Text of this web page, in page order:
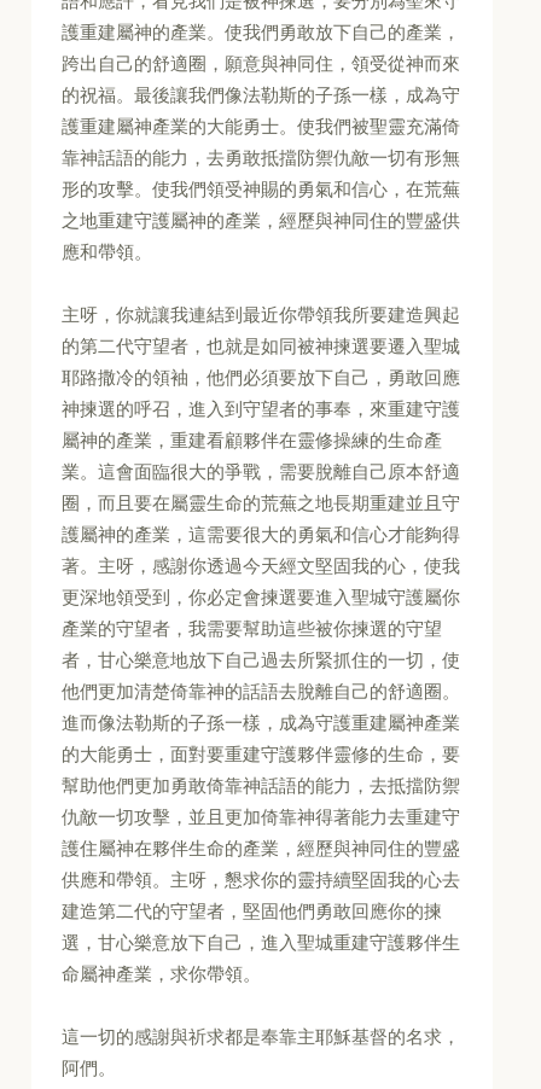
護重建屬神的產業。使我們勇敢放下自己的產業，
跨出自己的舒適圈，願意與神同住，領受從神而來
的祝福。最後讓我們像法勒斯的子孫一樣，成為守
護重建屬神產業的大能勇士。使我們被聖靈充滿倚
靠神話語的能力，去勇敢抵擋防禦仇敵一切有形無
形的攻擊。使我們領受神賜的勇氣和信心，在荒蕪
之地重建守護屬神的產業，經歷與神同住的豐盛供
應和帶領。
主呀，你就讓我連結到最近你帶領我所要建造興起
的第二代守望者，也就是如同被神揀選要遷入聖城
耶路撒冷的領袖，他們必須要放下自己，勇敢回應
神揀選的呼召，進入到守望者的事奉，來重建守護
屬神的產業，重建看顧夥伴在靈修操練的生命產
業。這會面臨很大的爭戰，需要脫離自己原本舒適
圈，而且要在屬靈生命的荒蕪之地長期重建並且守
護屬神的產業，這需要很大的勇氣和信心才能夠得
著。主呀，感謝你透過今天經文堅固我的心，使我
更深地領受到，你必定會揀選要進入聖城守護屬你
產業的守望者，我需要幫助這些被你揀選的守望
者，甘心樂意地放下自己過去所緊抓住的一切，使
他們更加清楚倚靠神的話語去脫離自己的舒適圈。
進而像法勒斯的子孫一樣，成為守護重建屬神產業
的大能勇士，面對要重建守護夥伴靈修的生命，要
幫助他們更加勇敢倚靠神話語的能力，去抵擋防禦
仇敵一切攻擊，並且更加倚靠神得著能力去重建守
護住屬神在夥伴生命的產業，經歷與神同住的豐盛
供應和帶領。主呀，懇求你的靈持續堅固我的心去
建造第二代的守望者，堅固他們勇敢回應你的揀
選，甘心樂意放下自己，進入聖城重建守護夥伴生
命屬神產業，求你帶領。
這一切的感謝與祈求都是奉靠主耶穌基督的名求，
阿們。